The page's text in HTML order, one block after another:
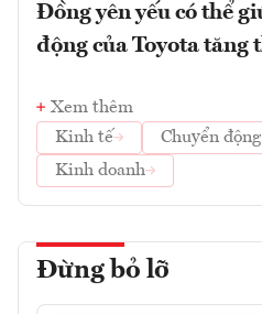
Đồng yên yếu có thể
động của Toyota tăng
Xem thêm
Kinh tế
Chuyển
Kinh doanh
Đừng bỏ lỡ